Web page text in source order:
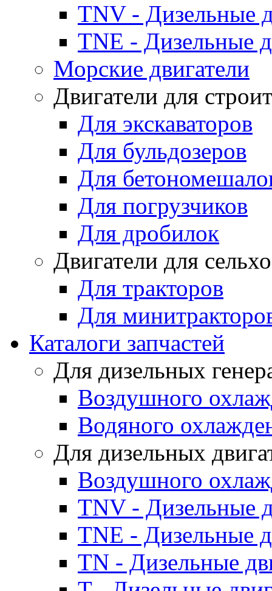
TNV - Дизельные
TNE - Дизельные
Морские двигатели
Двигатели для
Для экскаваторов
Для бульдозеров
Для
Для погрузчиков
Для дробилок
Двигатели для
Для тракторов
Для
Каталоги запчастей
Для дизельных
Воздушного
Водяного
Для дизельных
Воздушного
TNV - Дизельные
TNE - Дизельные
TN - Дизельные